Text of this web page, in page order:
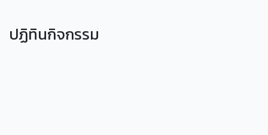
ปฏิทินกิจกรรม